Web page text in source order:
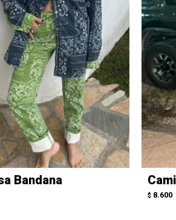
Bandana
$ 8.600